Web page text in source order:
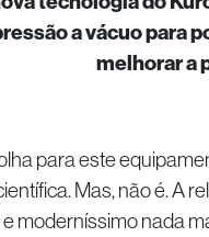
a vácuo para
melhorar a
para este
Mas, não é. A
moderníssimo nada